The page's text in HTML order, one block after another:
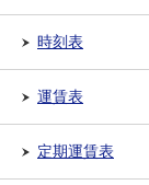
時刻表
運賃表
定期運賃表